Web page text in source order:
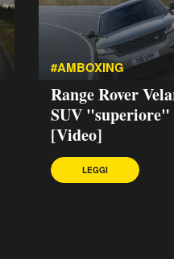
#AMBOXING
Range Rover
SUV "superiore"
[Video]
LEGGI